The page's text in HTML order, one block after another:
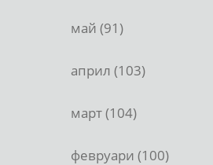
май (91)
април (103)
март (104)
февруари (100)